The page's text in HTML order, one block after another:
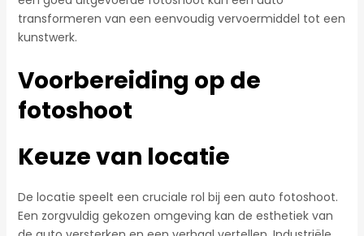
transformeren van een eenvoudig vervoermiddel tot een
kunstwerk.
Voorbereiding op de
fotoshoot
Keuze van locatie
De locatie speelt een cruciale rol bij een auto fotoshoot.
Een zorgvuldig gekozen omgeving kan de esthetiek van